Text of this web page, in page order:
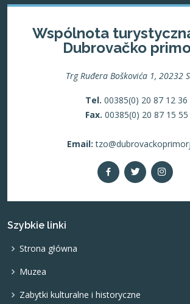
Wspólnota
Dubrovačko
Trg Ruđera Boškovića 1, 20232
Tel. 00385(0) 20 87 12 36
Fax. 00385(0) 20 87 15 55
Email:
Szybkie linki
Strona główna
Muzea
Zabytki kulturalne i historyczne